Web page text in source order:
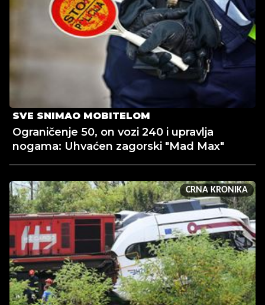
SVE SNIMAO MOBITELOM
Ograničenje 50, on vozi 240 i upravlja
nogama: Uhvaćen zagorski "Mad Max"
CRNA KRONIKA